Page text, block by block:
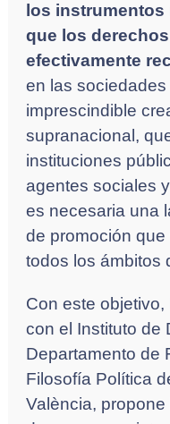
los
que los
efectivamente
en las
imprescindible
supranacional,
instituciones
agentes sociales
es necesaria una
de promoción
todos los ámbitos
Con este
con el Instituto de
Departamento de
Filosofía Política
València,